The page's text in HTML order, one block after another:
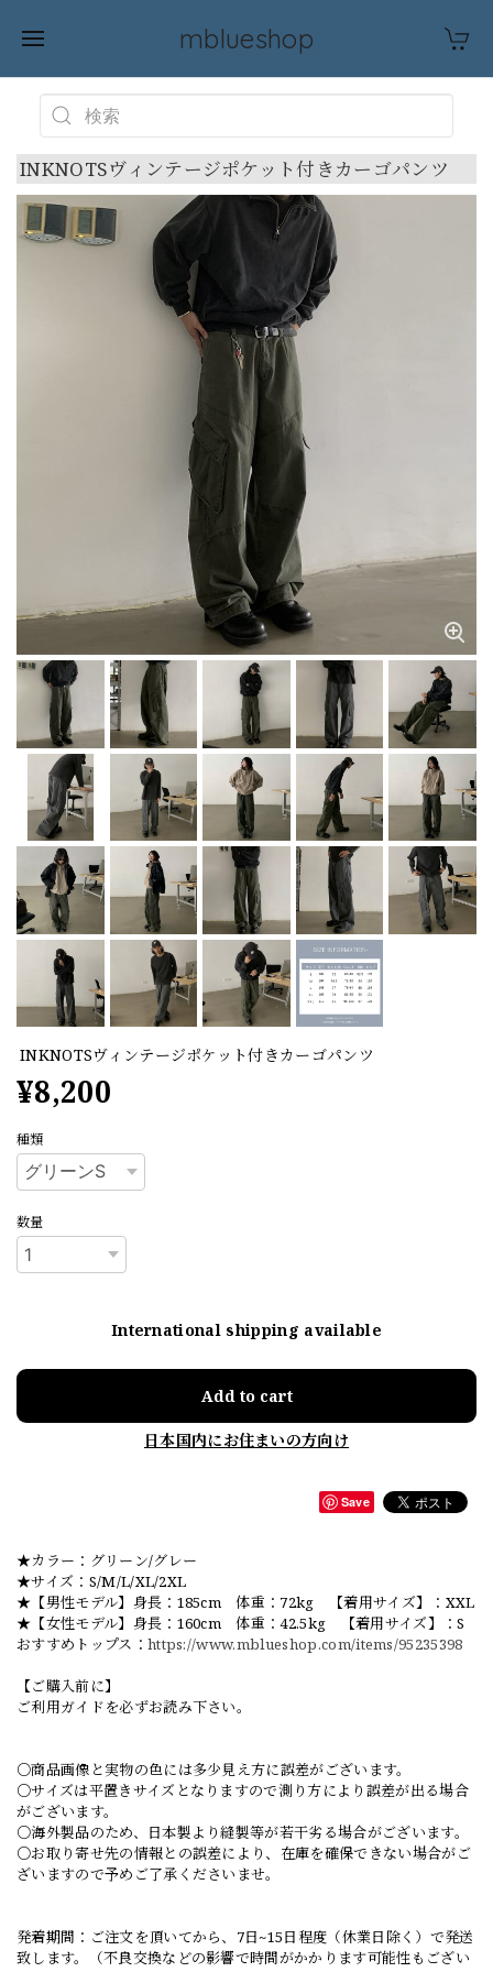
mblueshop
INKNOTSヴィンテージポケット付きカーゴパンツ
INKNOTSヴィンテージポケット付きカーゴパンツ
¥8,200
種類
数量
International shipping available
Add to cart
日本国内にお住まいの方向け
Save
★カラー：グリーン/グレー
★サイズ：S/M/L/XL/2XL
★【男性モデル】身長：185cm 体重：72kg 【着用サイズ】：XXL
★【女性モデル】身長：160cm 体重：42.5kg 【着用サイズ】：S
おすすめトップス： https://www.mblueshop.com/items/95235398
【ご購入前に】
ご利用ガイドを必ずお読み下さい。
○商品画像と実物の色には多少見え方に誤差がございます。
○サイズは平置きサイズとなりますので測り方により誤差が出る場合
がございます。
○海外製品のため、日本製より縫製等が若干劣る場合がございます。
○お取り寄せ先の情報との誤差により、在庫を確保できない場合がご
ざいますので予めご了承くださいませ。
発着期間：ご注文を頂いてから、7日~15日程度（休業日除く）で発送
致します。（不良交換などの影響で時間がかかります可能性もござい